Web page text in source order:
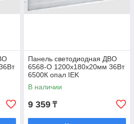
Панель светодиодная ДВО
6568-O 1200х180х20мм 36Вт
6500К опал IEK
В наличии
9 359 ₸